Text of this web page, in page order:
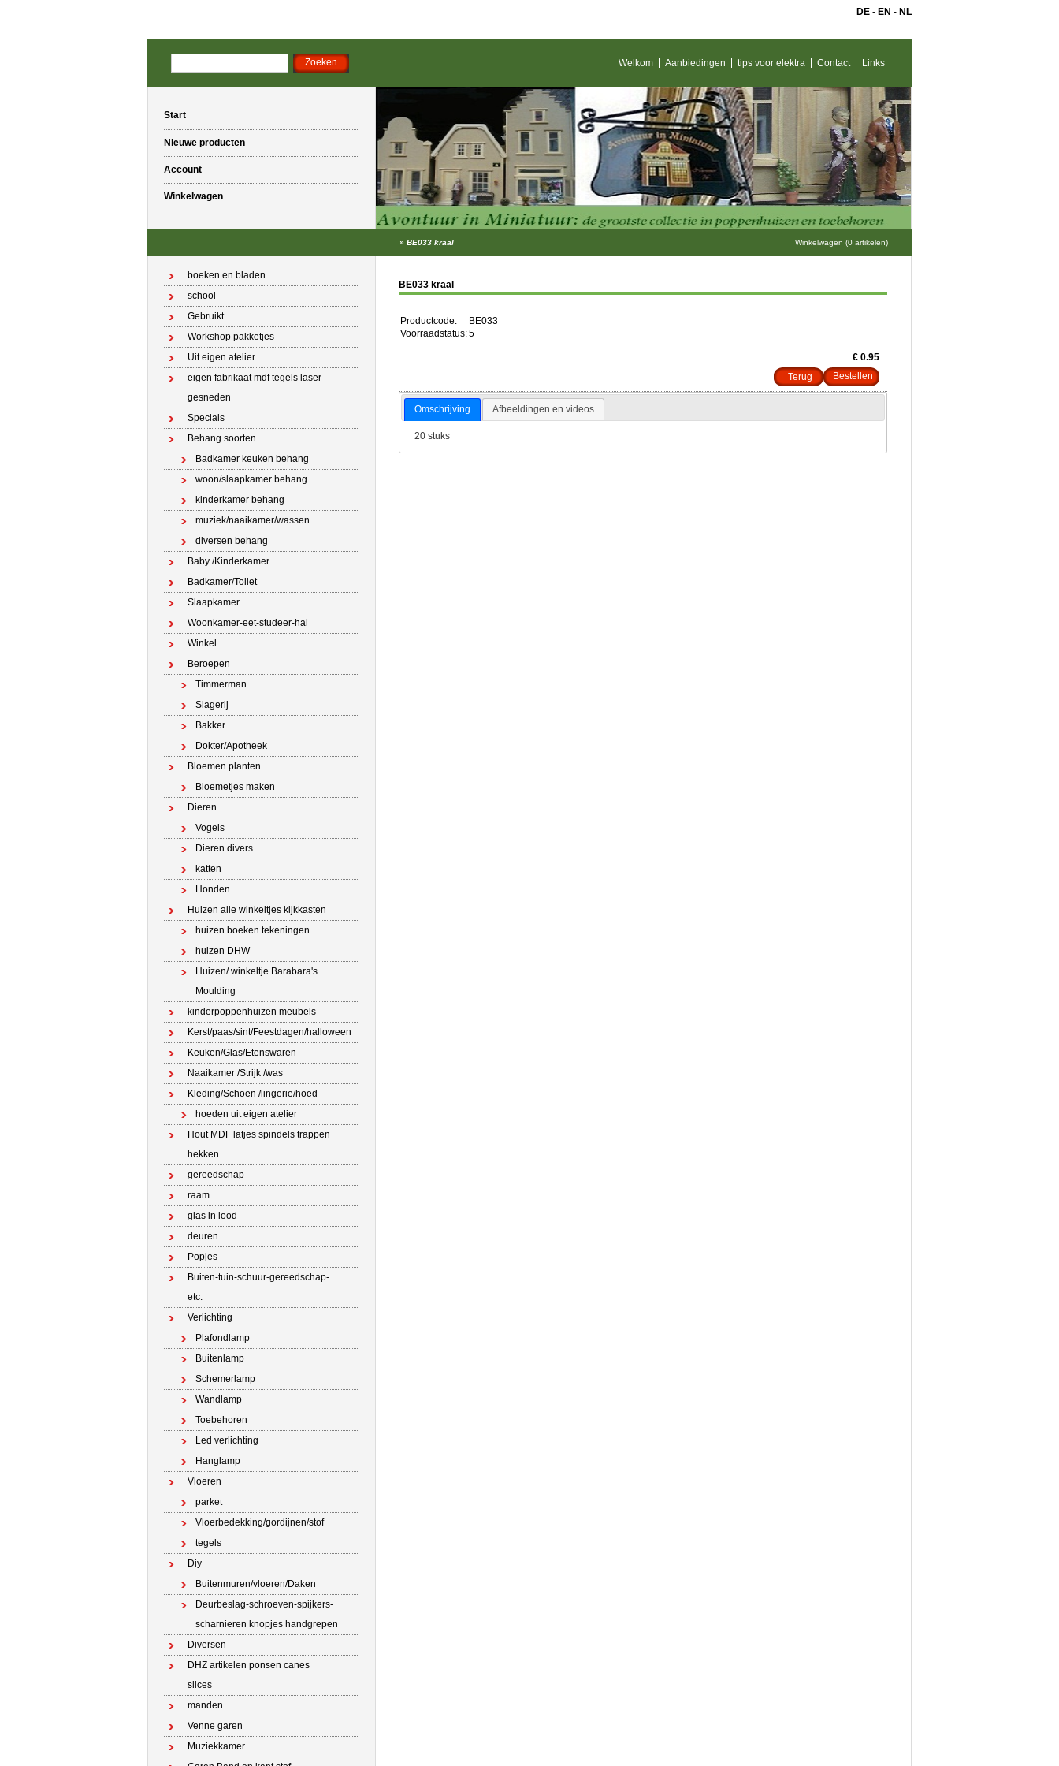
DE - EN - NL
Welkom Aanbiedingen tips voor elektra Contact Links
Start
Nieuwe producten
Account
Winkelwagen
» BE033 kraal Winkelwagen (0 artikelen)
boeken en bladen
school
Gebruikt
Workshop pakketjes
Uit eigen atelier
eigen fabrikaat mdf tegels laser
gesneden
Specials
Behang soorten
Badkamer keuken behang
woon/slaapkamer behang
kinderkamer behang
muziek/naaikamer/wassen
diversen behang
Baby /Kinderkamer
Badkamer/Toilet
Slaapkamer
Woonkamer-eet-studeer-hal
Winkel
Beroepen
Timmerman
Slagerij
Bakker
Dokter/Apotheek
Bloemen planten
Bloemetjes maken
Dieren
Vogels
Dieren divers
katten
Honden
Huizen alle winkeltjes kijkkasten
huizen boeken tekeningen
huizen DHW
Huizen/ winkeltje Barabara's
Moulding
kinderpoppenhuizen meubels
Kerst/paas/sint/Feestdagen/halloween
Keuken/Glas/Etenswaren
Naaikamer /Strijk /was
Kleding/Schoen /lingerie/hoed
hoeden uit eigen atelier
Hout MDF latjes spindels trappen
hekken
gereedschap
raam
glas in lood
deuren
Popjes
Buiten-tuin-schuur-gereedschap-
etc.
Verlichting
Plafondlamp
Buitenlamp
Schemerlamp
Wandlamp
Toebehoren
Led verlichting
Hanglamp
Vloeren
parket
Vloerbedekking/gordijnen/stof
tegels
Diy
Buitenmuren/vloeren/Daken
Deurbeslag-schroeven-spijkers-
scharnieren knopjes handgrepen
Diversen
DHZ artikelen ponsen canes
slices
manden
Venne garen
Muziekkamer
BE033 kraal
Productcode:
BE033
Voorraadstatus:5
€ 0.95
Terug
Omschrijving Afbeeldingen en videos
20 stuks